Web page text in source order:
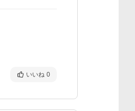
いいね 0